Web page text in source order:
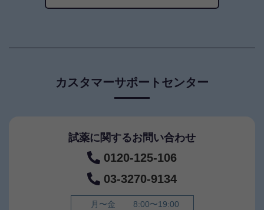
カスタマーサポートセンター
試薬に関するお問い合わせ
0120-125-106
03-3270-9134
月〜金 8:00〜19:00